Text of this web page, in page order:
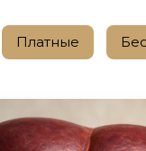
Платные